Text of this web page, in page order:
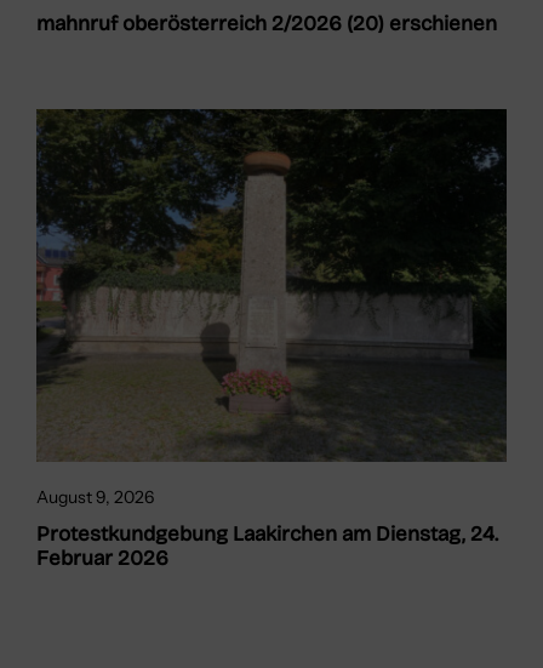
mahnruf oberösterreich 2/2026 (20) erschienen
August 9, 2026
Protestkundgebung Laakirchen am Dienstag, 24.
Februar 2026